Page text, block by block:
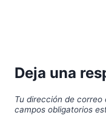
Deja una
Tu dirección de correo
campos obligatorios